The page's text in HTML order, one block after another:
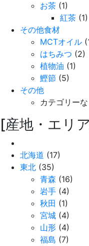
お茶 (1)
紅茶 (1)
その他食材
MCTオイル
はちみつ (2)
植物油 (1)
鰹節 (5)
その他
カテゴリーな
[産地・エリ
北海道 (17)
東北 (35)
青森 (16)
岩手 (4)
秋田 (1)
宮城 (4)
山形 (4)
福島 (7)